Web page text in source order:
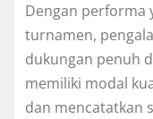
Dengan performa
turnamen,
dukungan penuh
memiliki modal
dan mencatatkan